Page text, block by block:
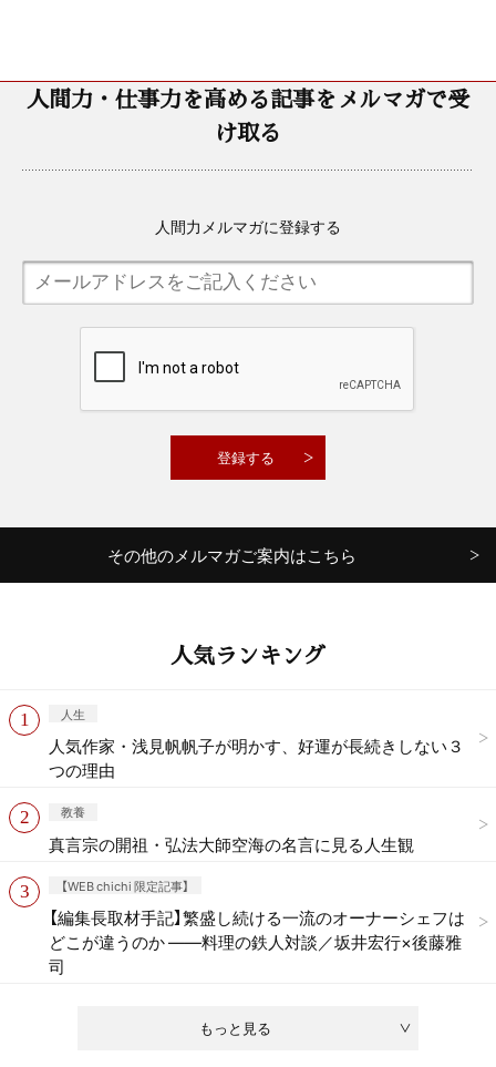
人間力・仕事力を高める記事をメルマガで受
け取る
人間力メルマガに登録する
その他のメルマガご案内はこちら
人気ランキング
もっと見る
人生
人気作家・浅見帆帆子が明かす、好運が長続きしない３
つの理由
教養
真言宗の開祖・弘法大師空海の名言に見る人生観
【WEB chichi 限定記事】
【編集長取材手記】繁盛し続ける一流のオーナーシェフは
どこが違うのか ——料理の鉄人対談／坂井宏行×後藤雅
司